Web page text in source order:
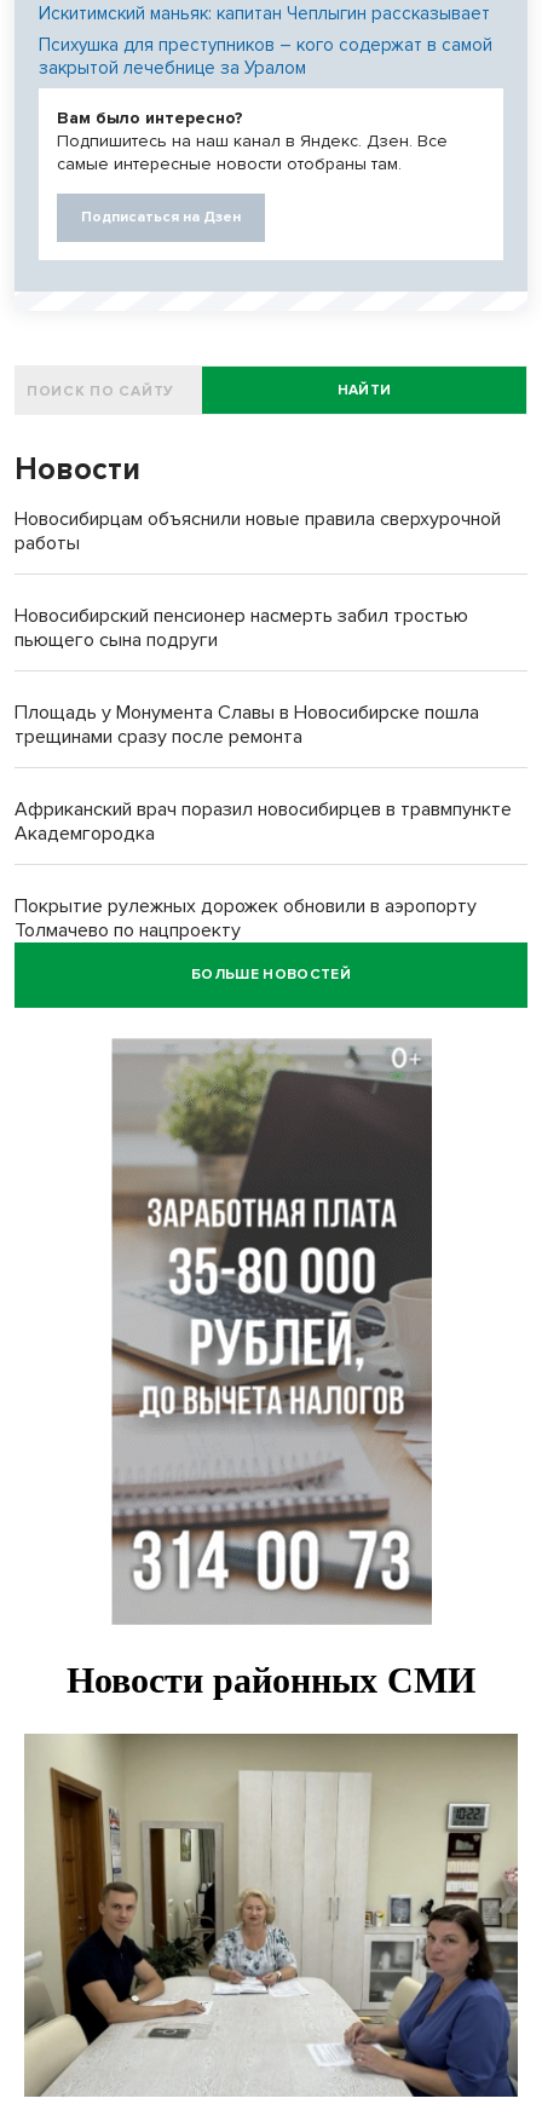
Искитимский маньяк: капитан Чеплыгин рассказывает
Психушка для преступников – кого содержат в самой
закрытой лечебнице за Уралом
Вам было интересно?
Подпишитесь на наш канал в Яндекс. Дзен. Все
самые интересные новости отобраны там.
Подписаться на Дзен
НАЙТИ
Новости
Новосибирцам объяснили новые правила сверхурочной
работы
Новосибирский пенсионер насмерть забил тростью
пьющего сына подруги
Площадь у Монумента Славы в Новосибирске пошла
трещинами сразу после ремонта
Африканский врач поразил новосибирцев в травмпункте
Академгородка
Покрытие рулежных дорожек обновили в аэропорту
Толмачево по нацпроекту
БОЛЬШЕ НОВОСТЕЙ